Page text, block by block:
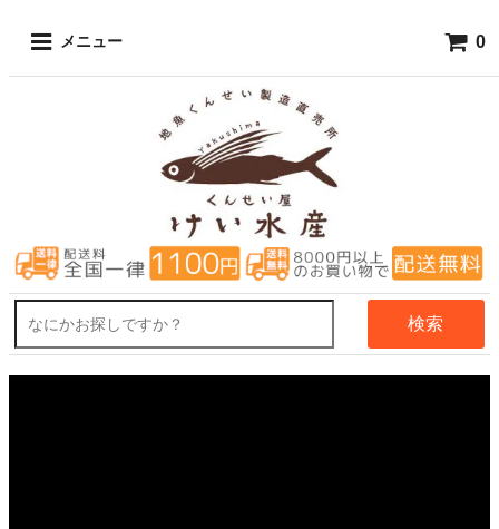
メニュー 0
検索